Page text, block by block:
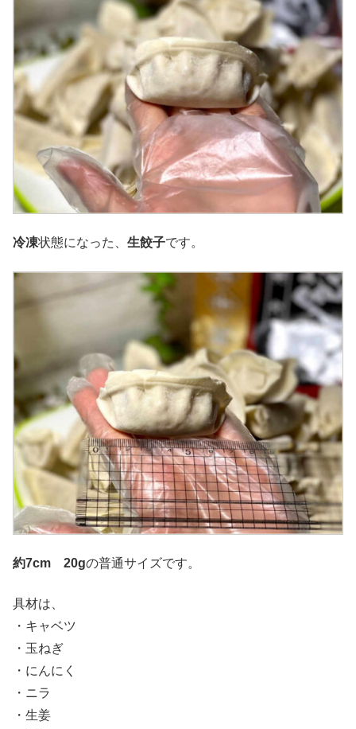
冷凍状態になった、 生餃子です。
約7cm 20gの普通サイズです。
具材は、
・キャベツ
・玉ねぎ
・にんにく
・ニラ
・生姜